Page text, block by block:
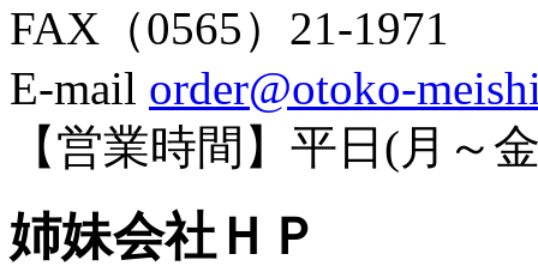
FAX（0565）21-1971
E-mail order@otoko-
【営業時間】平日(月～
姉妹会社ＨＰ